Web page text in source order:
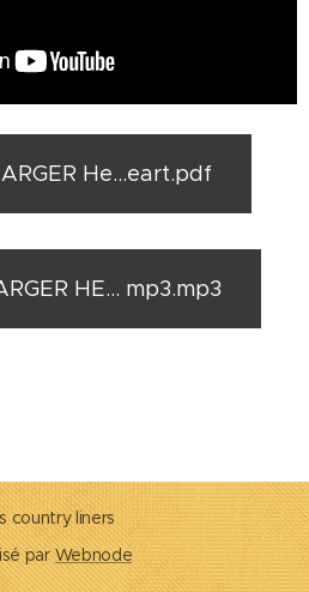
He...eart.pdf
HE... mp3.mp3
country liners
parWebnode